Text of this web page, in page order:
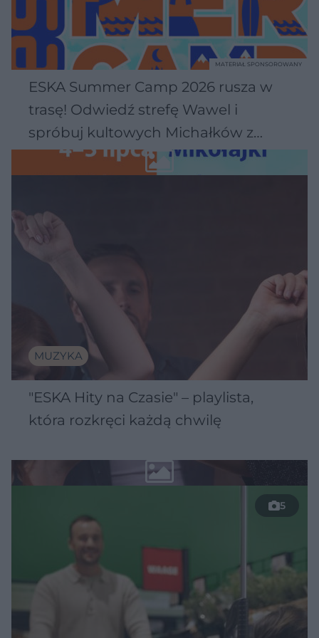
ESKA Summer Camp 2026 rusza w
trasę! Odwiedź strefę Wawel i
spróbuj kultowych Michałków z
Wawelu
MATERIAŁ SPONSOROWANY
MUZYKA
"ESKA Hity na Czasie" – playlista,
która rozkręci każdą chwilę
5